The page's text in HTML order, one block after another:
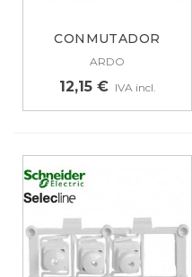
CONMUTADOR
REGULADOR DE
ARDO
12,15 € IVA incl.